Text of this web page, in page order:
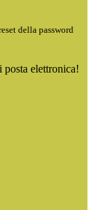
della password
elettronica!